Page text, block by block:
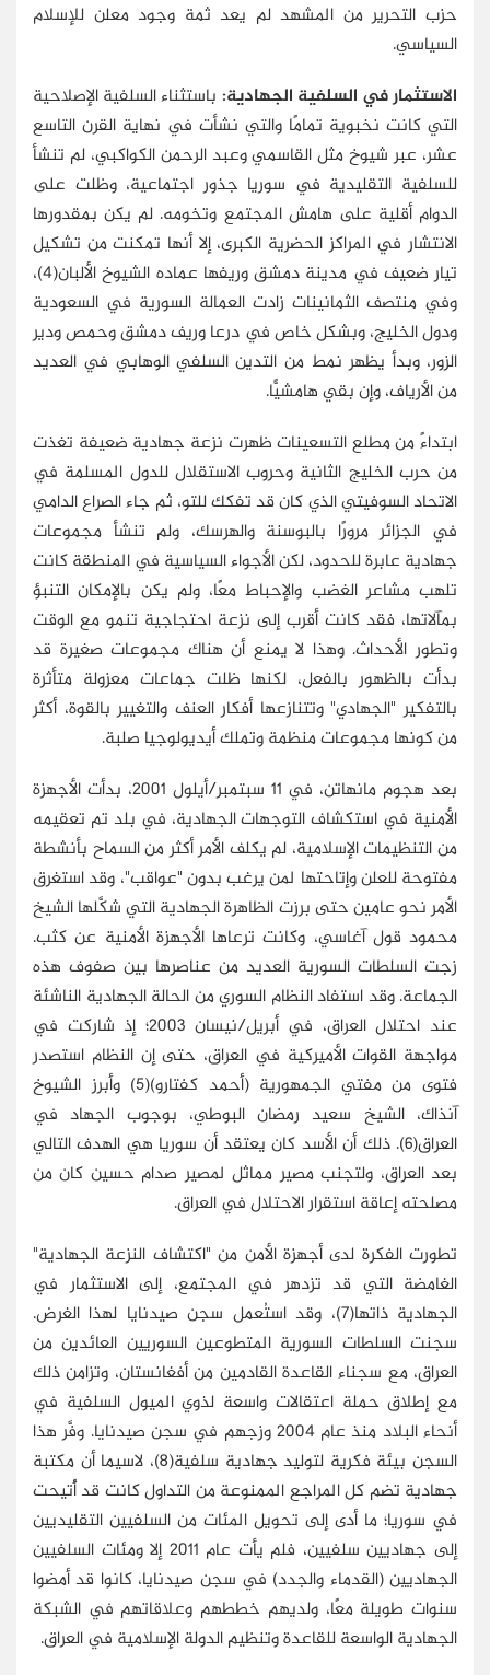
حزب التحرير من المشهد لم يعد ثمة وجود معلن للإسلام
السياسي.
الاستثمار في السلفية الجهادية: باستثناء السلفية الإصلاحية
التي كانت نخبوية تمامًا والتي نشأت في نهاية القرن التاسع
عشر، عبر شيوخ مثل القاسمي وعبد الرحمن الكواكبي، لم تنشأ
للسلفية التقليدية في سوريا جذور اجتماعية، وظلت على
الدوام أقلية على هامش المجتمع وتخومه. لم يكن بمقدورها
الانتشار في المراكز الحضرية الكبرى، إلا أنها تمكنت من تشكيل
تيار ضعيف في مدينة دمشق وريفها عماده الشيوخ الألبان(4)،
وفي منتصف الثمانينات زادت العمالة السورية في السعودية
ودول الخليج، وبشكل خاص في درعا وريف دمشق وحمص ودير
الزور، وبدأ يظهر نمط من التدين السلفي الوهابي في العديد
من الأرياف، وإن بقي هامشيًّا.
ابتداءً من مطلع التسعينات ظهرت نزعة جهادية ضعيفة تغذت
من حرب الخليج الثانية وحروب الاستقلال للدول المسلمة في
الاتحاد السوفيتي الذي كان قد تفكك للتو، ثم جاء الصراع الدامي
في الجزائر مرورًا بالبوسنة والهرسك، ولم تنشأ مجموعات
جهادية عابرة للحدود، لكن الأجواء السياسية في المنطقة كانت
تلهب مشاعر الغضب والإحباط معًا، ولم يكن بالإمكان التنبؤ
بمآلاتها، فقد كانت أقرب إلى نزعة احتجاجية تنمو مع الوقت
وتطور الأحداث. وهذا لا يمنع أن هناك مجموعات صغيرة قد
بدأت بالظهور بالفعل، لكنها ظلت جماعات معزولة متأثرة
بالتفكير "الجهادي" وتتنازعها أفكار العنف والتغيير بالقوة، أكثر
من كونها مجموعات منظمة وتملك أيديولوجيا صلبة.
بعد هجوم مانهاتن، في 11 سبتمبر/أيلول 2001، بدأت الأجهزة
الأمنية في استكشاف التوجهات الجهادية، في بلد تم تعقيمه
من التنظيمات الإسلامية، لم يكلف الأمر أكثر من السماح بأنشطة
مفتوحة للعلن وإتاحتها لمن يرغب بدون "عواقب"، وقد استغرق
الأمر نحو عامين حتى برزت الظاهرة الجهادية التي شكَّلها الشيخ
محمود قول آغاسي، وكانت ترعاها الأجهزة الأمنية عن كثب.
زجت السلطات السورية العديد من عناصرها بين صفوف هذه
الجماعة. وقد استفاد النظام السوري من الحالة الجهادية الناشئة
عند احتلال العراق، في أبريل/نيسان 2003؛ إذ شاركت في
مواجهة القوات الأميركية في العراق، حتى إن النظام استصدر
فتوى من مفتي الجمهورية (أحمد كفتارو)(5) وأبرز الشيوخ
آنذاك، الشيخ سعيد رمضان البوطي، بوجوب الجهاد في
العراق(6). ذلك أن الأسد كان يعتقد أن سوريا هي الهدف التالي
بعد العراق، ولتجنب مصير مماثل لمصير صدام حسين كان من
مصلحته إعاقة استقرار الاحتلال في العراق.
تطورت الفكرة لدى أجهزة الأمن من "اكتشاف النزعة الجهادية"
الغامضة التي قد تزدهر في المجتمع، إلى الاستثمار في
الجهادية ذاتها(7)، وقد استُعمل سجن صيدنايا لهذا الغرض.
سجنت السلطات السورية المتطوعين السوريين العائدين من
العراق، مع سجناء القاعدة القادمين من أفغانستان، وتزامن ذلك
مع إطلاق حملة اعتقالات واسعة لذوي الميول السلفية في
أنحاء البلاد منذ عام 2004 وزجهم في سجن صيدنايا. وفَّر هذا
السجن بيئة فكرية لتوليد جهادية سلفية(8)، لاسيما أن مكتبة
جهادية تضم كل المراجع الممنوعة من التداول كانت قد أُتيحت
في سوريا؛ ما أدى إلى تحويل المئات من السلفيين التقليديين
إلى جهاديين سلفيين، فلم يأت عام 2011 إلا ومئات السلفيين
الجهاديين (القدماء والجدد) في سجن صيدنايا، كانوا قد أمضوا
سنوات طويلة معًا، ولديهم خططهم وعلاقاتهم في الشبكة
الجهادية الواسعة للقاعدة وتنظيم الدولة الإسلامية في العراق.